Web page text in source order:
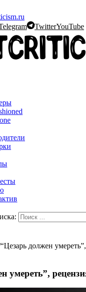
TwitterYouTube
“Цезарь должен
умереть”,